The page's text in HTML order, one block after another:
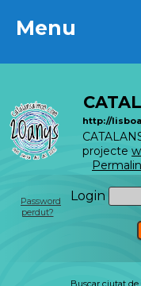
Menu
http://
projecte
Login
Password
perdut?
Buscar ciutat de
Menu